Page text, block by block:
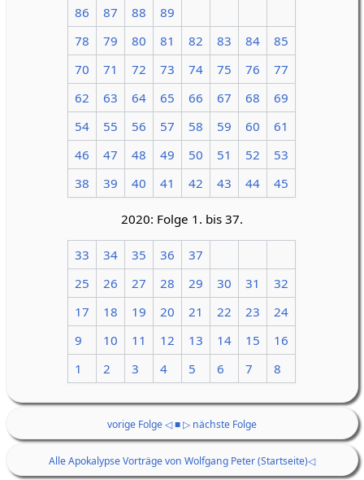
86 87 88
89
78
79 80 81 82 83 84
85
70
71 72 73 74 75 76
77
62
63 64 65 66 67 68
69
54
55 56 57 58 59 60
61
46
47 48 49 50 51 52
53
38
39 40 41 42 43 44 45
2020: Folge 1. bis 37.
33 34 35 36
37
25
26 27 28 29 30 31
32
17
18 19 20 21 22 23
24
9
10 11 12 13 14 15
16
1
2 3 4 5 6 7 8
vorige Folge ◁■▷ nächste Folge
Alle Apokalypse Vorträge von Wolfgang Peter (Startseite)◁